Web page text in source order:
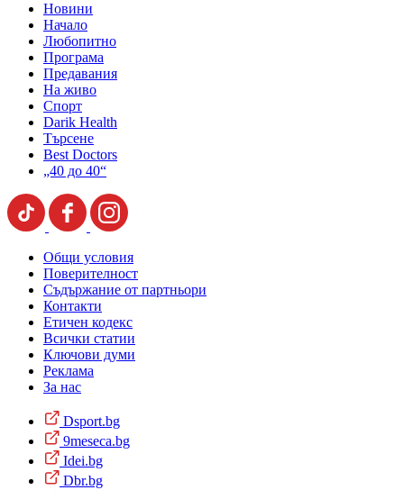
Новини
Начало
Любопитно
Програма
Предавания
На живо
Спорт
Darik Health
Търсене
Best Doctors
„40 до 40“
Общи условия
Поверителност
Съдържание от партньори
Контакти
Етичен кодекс
Всички статии
Ключови думи
Реклама
За нас
Dsport.bg
9meseca.bg
Idei.bg
Dbr.bg